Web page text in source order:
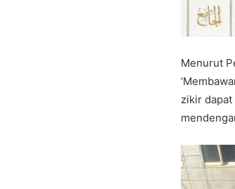
Menurut
zikir